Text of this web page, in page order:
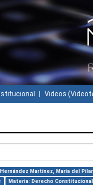
Videos
Martínez, María del
Materia: Derecho